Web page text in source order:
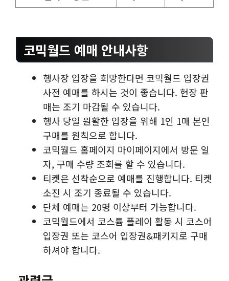
코믹월드 예매 안내사항
행사장 입장을 희망한다면 코믹월드 입장권
사전 예매를 하시는 것이 좋습니다. 현장 판
매는 조기 마감될 수 있습니다.
행사 당일 원활한 입장을 위해 1인 1매 본인
구매를 원칙으로 합니다.
코믹월드 홈페이지 마이페이지에서 방문 일
자, 구매 수량 조회를 할 수 있습니다.
티켓은 선착순으로 예매를 진행합니다. 티켓
소진 시 조기 종료될 수 있습니다.
단체 예매는 20명 이상부터 가능합니다.
코믹월드에서 코스튬 플레이 활동 시 코스어
입장권 또는 코스어 입장권&패키지로 구매
하셔야 합니다.